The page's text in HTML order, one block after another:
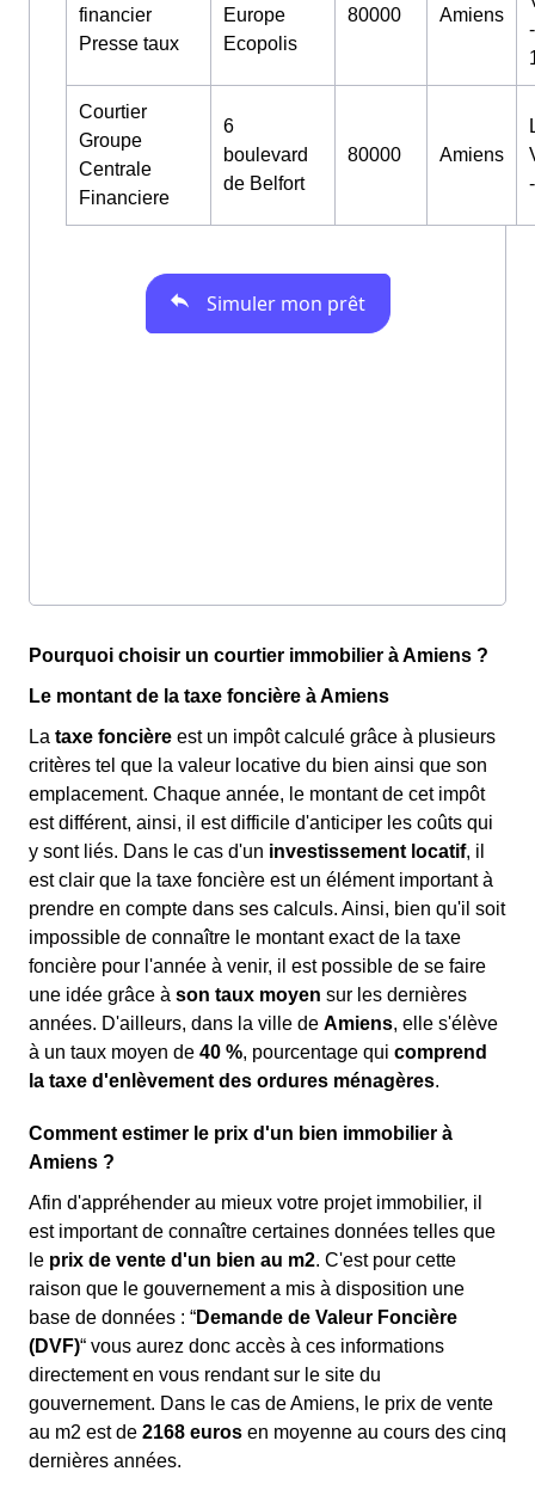
financier
Presse taux
Europe
Ecopolis
80000 Amiens
-
Courtier
Groupe
Centrale
Financiere
6
boulevard
de Belfort
80000 Amiens
Pourquoi choisir un courtier immobilier à Amiens ?
Le montant de la taxe foncière à Amiens
La taxe foncière est un impôt calculé grâce à plusieurs
critères tel que la valeur locative du bien ainsi que son
emplacement. Chaque année, le montant de cet impôt
est différent, ainsi, il est difficile d'anticiper les coûts qui
y sont liés. Dans le cas d'un investissement locatif, il
est clair que la taxe foncière est un élément important à
prendre en compte dans ses calculs. Ainsi, bien qu'il soit
impossible de connaître le montant exact de la taxe
foncière pour l'année à venir, il est possible de se faire
une idée grâce à son taux moyen sur les dernières
années. D'ailleurs, dans la ville de Amiens, elle s'élève
à un taux moyen de 40 %, pourcentage qui comprend
la taxe d'enlèvement des ordures ménagères.
Comment estimer le prix d'un bien immobilier à
Amiens ?
Afin d'appréhender au mieux votre projet immobilier, il
est important de connaître certaines données telles que
le prix de vente d'un bien au m2. C'est pour cette
raison que le gouvernement a mis à disposition une
base de données : “Demande de Valeur Foncière
(DVF)“ vous aurez donc accès à ces informations
directement en vous rendant sur le site du
gouvernement. Dans le cas de Amiens, le prix de vente
au m2 est de 2168 euros en moyenne au cours des cinq
dernières années.